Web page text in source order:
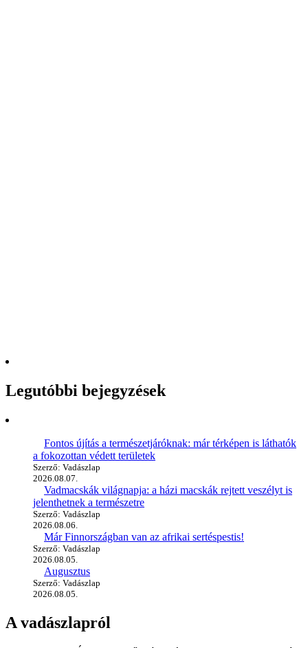
Legutóbbi bejegyzések
Fontos újítás a természetjáróknak: már térképen is láthatók
a fokozottan védett területek
Szerző: Vadászlap
2026.08.07.
Vadmacskák világnapja: a házi macskák rejtett veszélyt is
jelenthetnek a természetre
Szerző: Vadászlap
2026.08.06.
Már Finnországban van az afrikai sertéspestis!
Szerző: Vadászlap
2026.08.05.
Augusztus
Szerző: Vadászlap
2026.08.05.
A vadászlapról